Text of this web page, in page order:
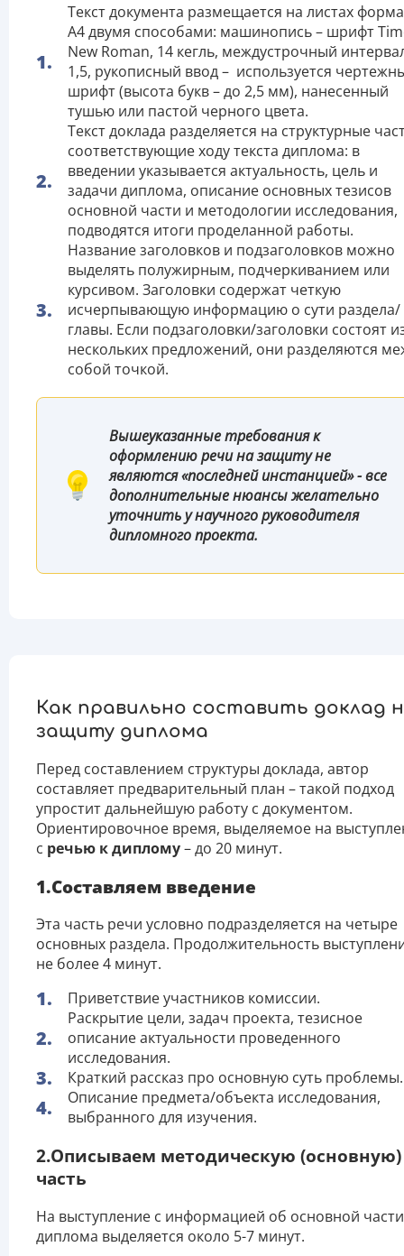
Текст документа размещается на листах
А4 двумя способами: машинопись – шрифт
New Roman, 14 кегль, междустрочный
1,5, рукописный ввод – используется
шрифт (высота букв – до 2,5 мм), нанесенный
тушью или пастой черного цвета.
Текст доклада разделяется на структурные
соответствующие ходу текста диплома: в
введении указывается актуальность, цель и
задачи диплома, описание основных тезисов
основной части и методологии исследования,
подводятся итоги проделанной работы.
Название заголовков и подзаголовков можно
выделять полужирным, подчеркиванием или
курсивом. Заголовки содержат четкую
исчерпывающую информацию о сути раздела/
главы. Если подзаголовки/заголовки состоят
нескольких предложений, они разделяются
собой точкой.
Вышеуказанные требования к
оформлению речи на защиту не
являются «последней инстанцией» - все
дополнительные нюансы желательно
уточнить у научного руководителя
дипломного проекта.
Как правильно составить доклад
защиту диплома
Перед составлением структуры доклада, автор
составляет предварительный план – такой подход
упростит дальнейшую работу с документом.
Ориентировочное время, выделяемое на
с речью к диплому– до 20 минут.
1.Составляем введение
Эта часть речи условно подразделяется на четыре
основных раздела. Продолжительность
не более 4 минут.
Приветствие участников комиссии.
Раскрытие цели, задач проекта, тезисное
описание актуальности проведенного
исследования.
Краткий рассказ про основную суть проблемы.
Описание предмета/объекта исследования,
выбранного для изучения.
2.Описываем методическую (основную)
часть
На выступление с информацией об основной части
диплома выделяется около 5-7 минут.